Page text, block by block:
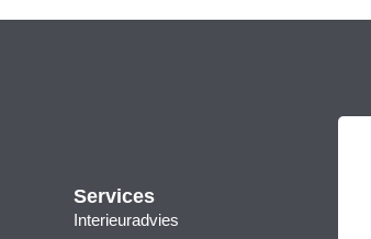
Services
Interieuradvies